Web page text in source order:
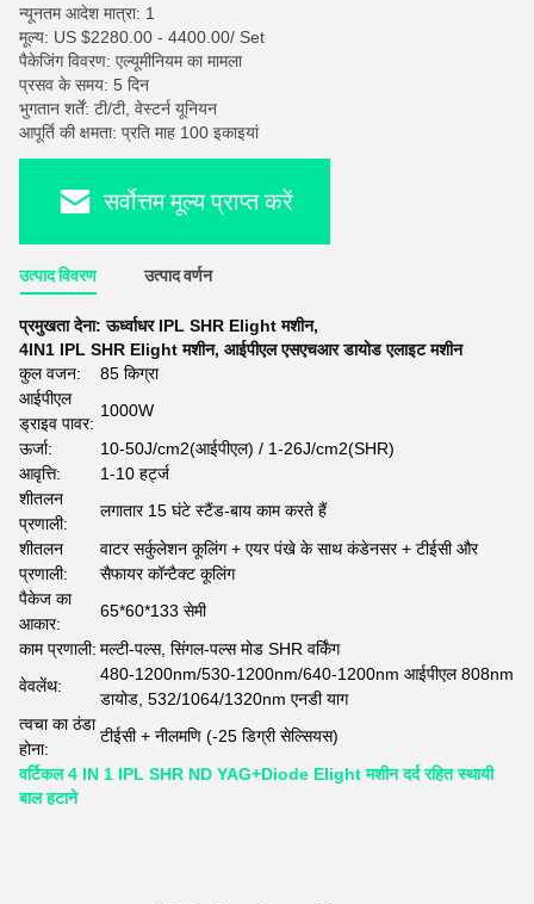
न्यूनतम आदेश मात्रा: 1
मूल्य: US $2280.00 - 4400.00/ Set
पैकेजिंग विवरण: एल्यूमीनियम का मामला
प्रसव के समय: 5 दिन
भुगतान शर्तें: टी/टी, वेस्टर्न यूनियन
आपूर्ति की क्षमता: प्रति माह 100 इकाइयां
सर्वोत्तम मूल्य प्राप्त करें
उत्पाद विवरण उत्पाद वर्णन
प्रमुखता देना:ऊर्ध्वाधर IPL SHR Elight मशीन,
4IN1 IPL SHR Elight मशीन, आईपीएल एसएचआर डायोड एलाइट मशीन
कुल वजन:
85 किग्रा
आईपीएल
ड्राइव पावर:
1000W
ऊर्जा:
10-50J/cm2(आईपीएल) / 1-26J/cm2(SHR)
आवृत्ति:
1-10 हर्ट्ज
शीतलन
प्रणाली:
लगातार 15 घंटे स्टैंड-बाय काम करते हैं
शीतलन
प्रणाली:
वाटर सर्कुलेशन कूलिंग + एयर पंखे के साथ कंडेनसर + टीईसी और
सैफायर कॉन्टैक्ट कूलिंग
पैकेज का
आकार:
65*60*133 सेमी
काम प्रणाली: मल्टी-पल्स, सिंगल-पल्स मोड SHR वर्किंग
वेवलेंथ:
480-1200nm/530-1200nm/640-1200nm आईपीएल 808nm
डायोड, 532/1064/1320nm एनडी याग
त्वचा का ठंडा
होना:
टीईसी + नीलमणि (-25 डिग्री सेल्सियस)
वर्टिकल 4 IN 1 IPL SHR ND YAG+Diode Elight मशीन दर्द रहित स्थायी
बाल हटाने